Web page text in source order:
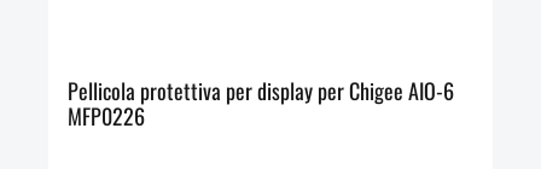
Pellicola protettiva per display per Chigee AIO-6
MFP0226